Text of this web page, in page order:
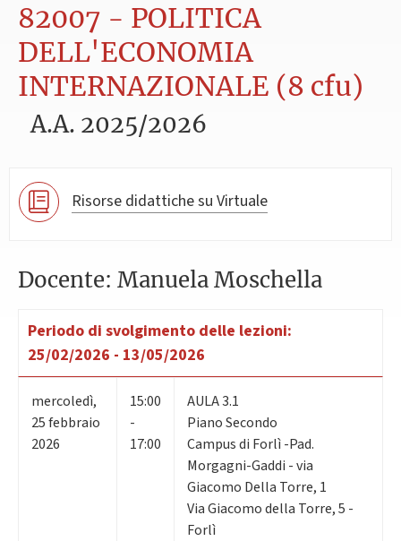
82007 - POLITICA
DELL'ECONOMIA
INTERNAZIONALE (8 cfu)
A.A. 2025/2026
Risorse didattiche su Virtuale
Docente: Manuela Moschella
Periodo di svolgimento delle lezioni:
25/02/2026 - 13/05/2026
mercoledì,
25febbraio
2026
15:00
-
17:00
AULA 3.1
Piano Secondo
Campus di Forlì -Pad.
Morgagni-Gaddi - via
Giacomo Della Torre, 1
Via Giacomo della Torre, 5 -
Forlì